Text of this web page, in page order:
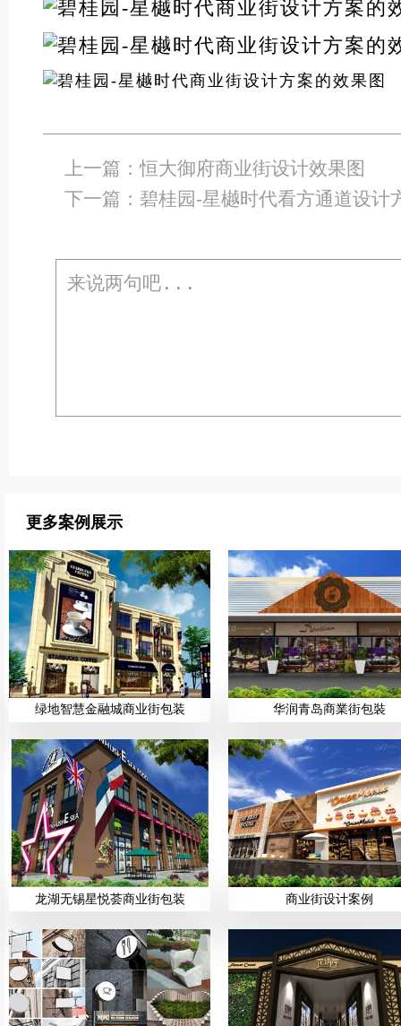
上一篇：恒大御府商业街设计效果图
下一篇： 碧桂园-星樾时代看方通道设计
更多案例展示
绿地智慧金融城商业街包装 华润青岛商業街包裝
龙湖无锡星悦荟商业街包装 商业街设计案例